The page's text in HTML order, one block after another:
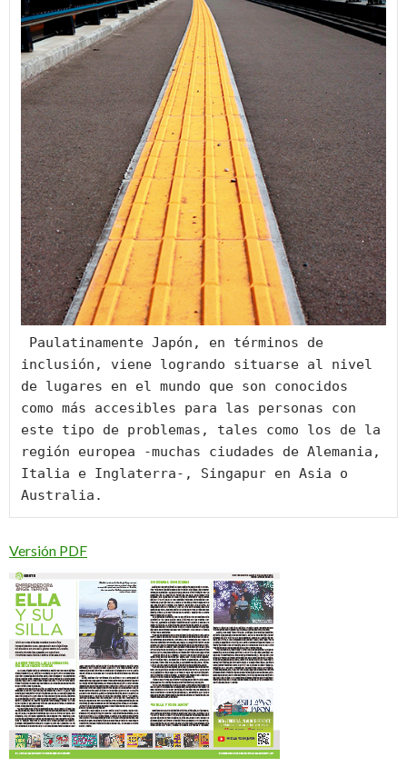
inclusión, viene logrando situarse al nivel
de lugares en el mundo que son conocidos
como más accesibles para las personas con
este tipo de problemas, tales como los de la
región europea -muchas ciudades de Alemania,
Italia e Inglaterra-, Singapur en Asia o
Australia.
Versión PDF